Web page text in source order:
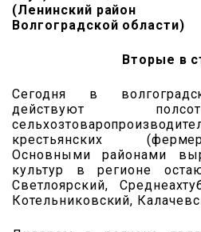
(Ленинский район
Волгоградской области)
Вторые в
Сегодня в
действуют
крестьянских
Основными районами
культур в регионе
Светлоярский,
Котельниковский,